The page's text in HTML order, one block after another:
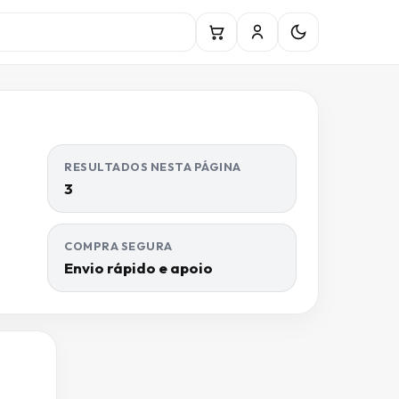
RESULTADOS NESTA PÁGINA
3
COMPRA SEGURA
Envio rápido e apoio